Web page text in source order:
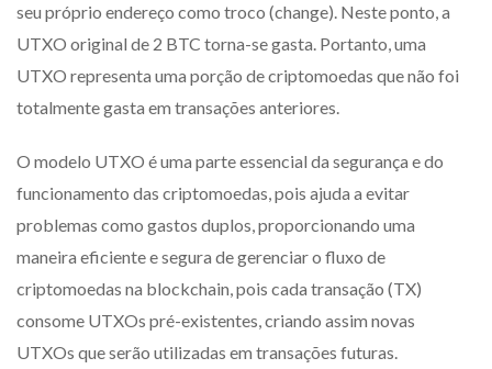
seu próprio endereço como troco (change). Neste ponto, a
UTXO original de 2 BTC torna-se gasta. Portanto, uma
UTXO representa uma porção de criptomoedas que não foi
totalmente gasta em transações anteriores.
O modelo UTXO é uma parte essencial da segurança e do
funcionamento das criptomoedas, pois ajuda a evitar
problemas como gastos duplos, proporcionando uma
maneira eficiente e segura de gerenciar o fluxo de
criptomoedas na blockchain, pois cada transação (TX)
consome UTXOs pré-existentes, criando assim novas
UTXOs que serão utilizadas em transações futuras.